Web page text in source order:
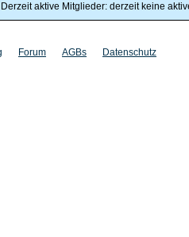
Derzeit aktive Mitglieder: derzeit keine
Forum AGBs Datenschutz